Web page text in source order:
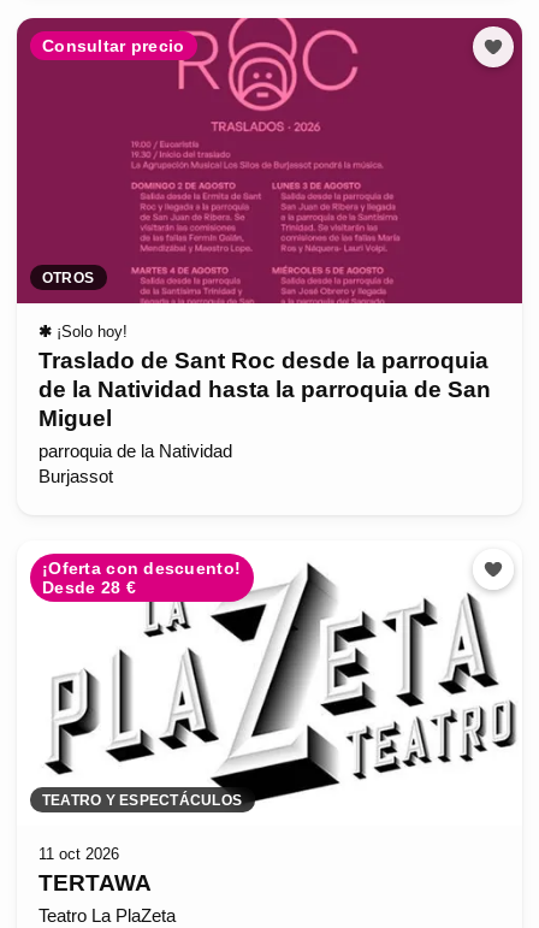
Consultar precio
OTROS
✱ ¡Solo hoy!
Traslado de Sant Roc desde la parroquia
de la Natividad hasta la parroquia de San
Miguel
parroquia de la Natividad
Burjassot
¡Oferta con descuento!
Desde 28 €
TEATRO Y ESPECTÁCULOS
11 oct 2026
TERTAWA
Teatro La PlaZeta